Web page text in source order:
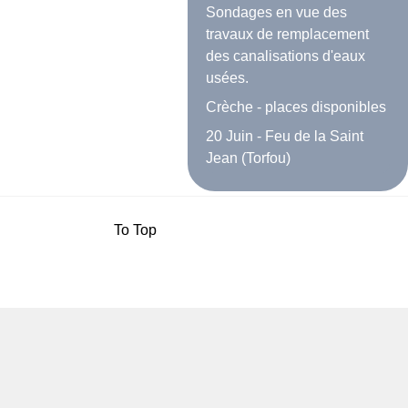
Sondages en vue des
travaux de remplacement
des canalisations d'eaux
usées.
Crèche - places disponibles
20 Juin - Feu de la Saint
Jean (Torfou)
To Top